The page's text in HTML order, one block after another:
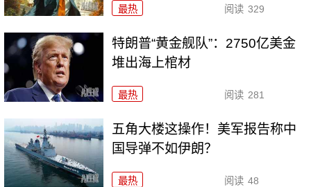
最热 阅读 329
特朗普“黄金舰队”：2750亿美金
堆出海上棺材
最热 阅读 281
五角大楼这操作！美军报告称中
国导弹不如伊朗？
最热 阅读 48